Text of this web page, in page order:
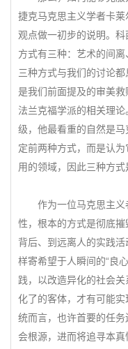
捷克马克思主义学者卡
观点做一初步的说明。
方式有三种：艺术的间
三种方式与我们的讨论
是我们前面提及的审美
法兰克福学派的相关理
级，他最看重的自然是
定前两种方式，而是认
用的领域，因此三种方式
作为一位马克思主义
性，根本的方式是彻底
背后、到远离人的实践
样寄希望于人瞬间的“良
践，以改造异化的社会
化了的客体，才有可能
统而言，也许首要的任
会根源，进而将追寻本